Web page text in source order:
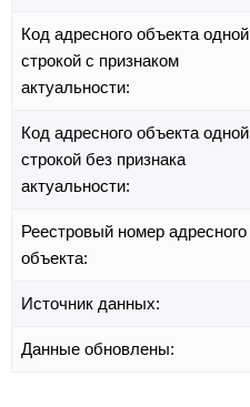
Код адресного объекта одной
строкой с признаком
актуальности:
Код адресного объекта одной
строкой без признака
актуальности:
Реестровый номер адресного
объекта:
Источник данных:
Данные обновлены: